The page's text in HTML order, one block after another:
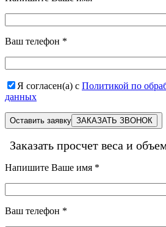
Ваш телефон *
Я согласен(а) с Политикой по
данных
Оставить заявку
Заказать просчет веса и
Напишите Ваше имя *
Ваш телефон *